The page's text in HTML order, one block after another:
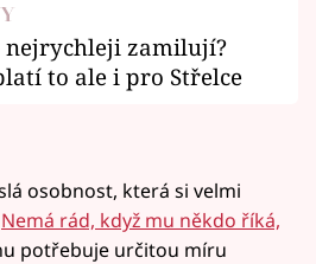
nejrychleji zamilují?
to ale i pro Střelce
osobnost, která si velmi
Nemá rád, když mu někdo říká,
potřebuje určitou míru